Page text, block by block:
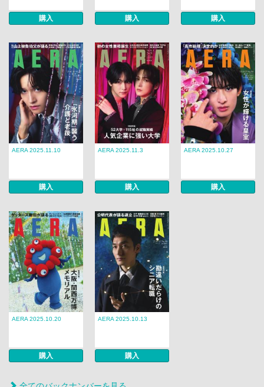
購入 購入 購入
AERA 2025.11.10
購入
AERA 2025.11.3
購入
AERA 2025.10.27
購入
AERA 2025.10.20
購入
AERA 2025.10.13
購入